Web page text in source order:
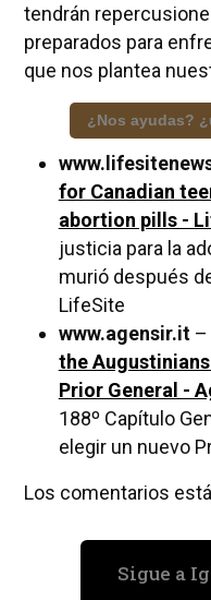
tendrán
preparados para
que nos plantea
¿Nos ayudas?
for Canadian
abortion pills -
justicia para la
murió después
LifeSite
www.agensir.it–
the
Prior General -
188º Capítulo
elegir un nuevo
Los comentarios
Sigue a